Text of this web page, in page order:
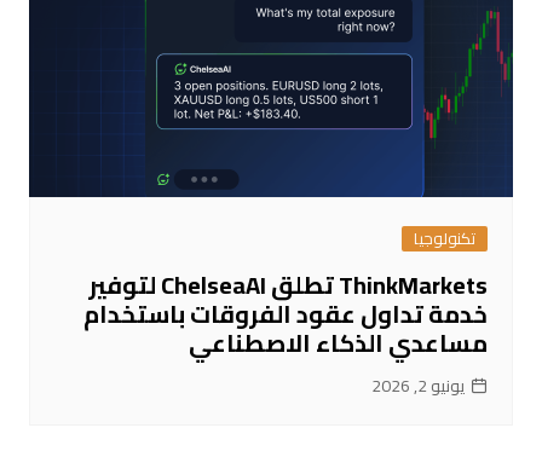
تكنولوجيا
ThinkMarkets تطلق ChelseaAI لتوفير
خدمة تداول عقود الفروقات باستخدام
مساعدي الذكاء الاصطناعي
يونيو 2, 2026